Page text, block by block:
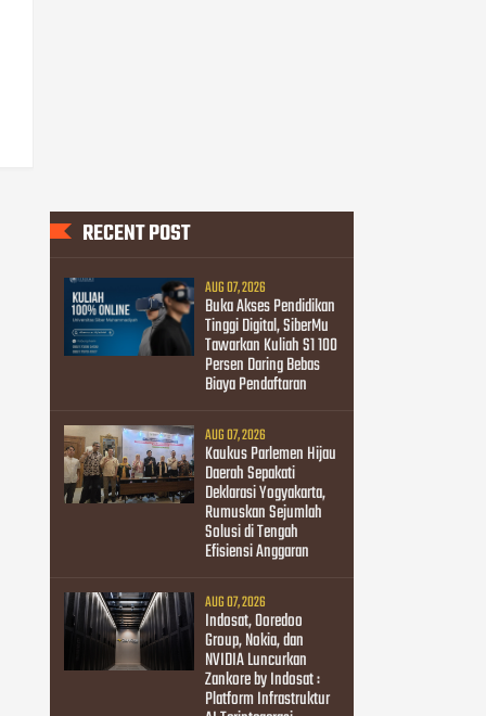
RECENT POST
AUG 07, 2026
Buka Akses Pendidikan
Tinggi Digital, SiberMu
Tawarkan Kuliah S1 100
Persen Daring Bebas
Biaya Pendaftaran
AUG 07, 2026
Kaukus Parlemen Hijau
Daerah Sepakati
Deklarasi Yogyakarta,
Rumuskan Sejumlah
Solusi di Tengah
Efisiensi Anggaran
AUG 07, 2026
Indosat, Ooredoo
Group, Nokia, dan
NVIDIA Luncurkan
Zankore by Indosat :
Platform Infrastruktur